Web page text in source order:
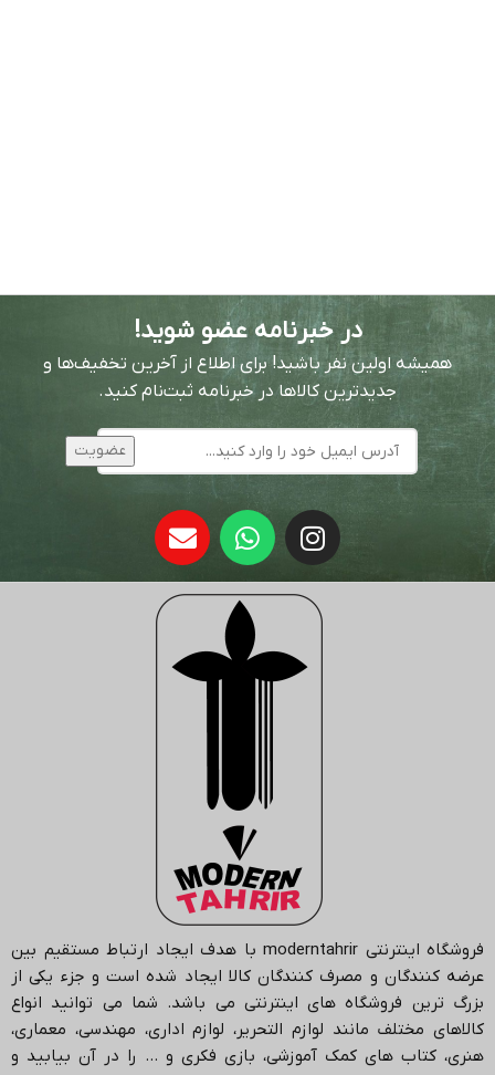
در خبرنامه عضو شوید!
همیشه اولین نفر باشید! برای اطلاع از آخرین تخفیف‌ها و
جدیدترین کالاها در خبرنامه ثبت‌نام کنید.
فروشگاه اینترنتی moderntahrir با هدف ایجاد ارتباط مستقیم بین
عرضه کنندگان و مصرف کنندگان کالا ایجاد شده است و جزء یکی از
بزرگ ترین فروشگاه های اینترنتی می باشد. شما می توانید انواع
کالاهای مختلف مانند لوازم التحریر، لوازم اداری، مهندسی، معماری،
هنری، کتاب های کمک آموزشی، بازی فکری و … را در آن بیابید و